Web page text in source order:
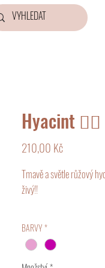
Hyacint 👍🏻
210,00 KčCena
Tmavě a světle růžový
živý!!
Výška 40 cm
BARVY*